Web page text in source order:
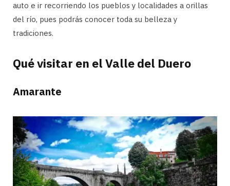
auto e ir recorriendo los pueblos y localidades a orillas
del río, pues podrás conocer toda su belleza y
tradiciones.
Qué visitar en el Valle del Duero
Amarante